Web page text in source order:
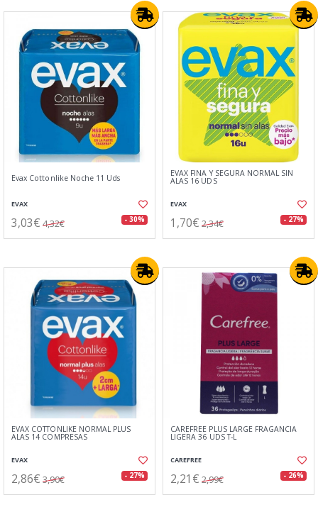
Evax Cottonlike Noche 11 Uds
EVAX
3,03€ 4,32€ - 30%
EVAX FINA Y SEGURA NORMAL SIN
ALAS 16 UDS
EVAX
1,70€ 2,34€ - 27%
EVAX COTTONLIKE NORMAL PLUS
ALAS 14 COMPRESAS
EVAX
2,86€ 3,90€ - 27%
CAREFREE PLUS LARGE FRAGANCIA
LIGERA 36 UDS T-L
CAREFREE
2,21€ 2,99€ - 26%